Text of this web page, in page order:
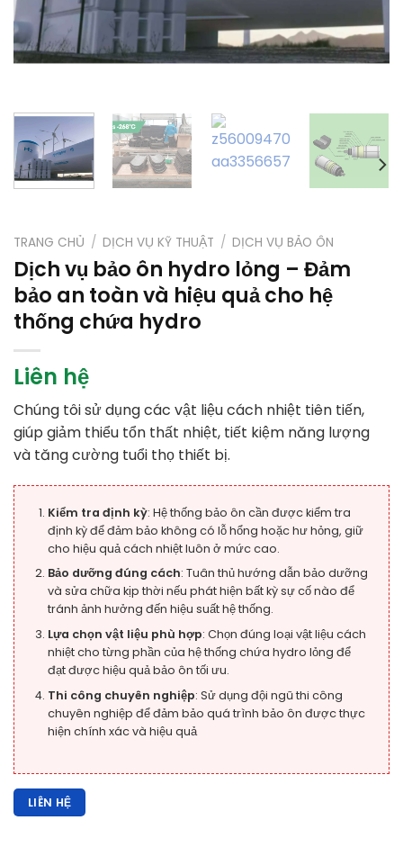
TRANG CHỦ / DỊCH VỤ KỸ THUẬT / DỊCH VỤ BẢO ÔN
Dịch vụ bảo ôn hydro lỏng – Đảm
bảo an toàn và hiệu quả cho hệ
thống chứa hydro
Liên hệ
Chúng tôi sử dụng các vật liệu cách nhiệt tiên tiến,
giúp giảm thiểu tổn thất nhiệt, tiết kiệm năng lượng
và tăng cường tuổi thọ thiết bị.
Kiểm tra định kỳ: Hệ thống bảo ôn cần được kiểm tra
định kỳ để đảm bảo không có lỗ hổng hoặc hư hỏng, giữ
cho hiệu quả cách nhiệt luôn ở mức cao.
Bảo dưỡng đúng cách: Tuân thủ hướng dẫn bảo dưỡng
và sửa chữa kịp thời nếu phát hiện bất kỳ sự cố nào để
tránh ảnh hưởng đến hiệu suất hệ thống.
Lựa chọn vật liệu phù hợp: Chọn đúng loại vật liệu cách
nhiệt cho từng phần của hệ thống chứa hydro lỏng để
đạt được hiệu quả bảo ôn tối ưu.
Thi công chuyên nghiệp: Sử dụng đội ngũ thi công
chuyên nghiệp để đảm bảo quá trình bảo ôn được thực
hiện chính xác và hiệu quả
LIÊN HỆ